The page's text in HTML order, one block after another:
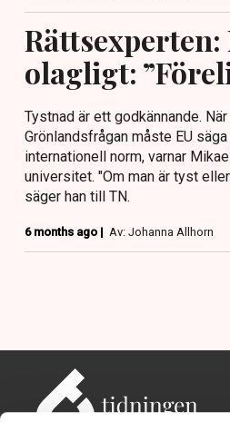
olagligt:
Tystnad är ett godkännande.
Grönlandsfrågan måste EU
internationell norm, varnar
universitet. "Om man är tyst
säger han till TN.
6 months ago | Av: Johanna Allhorn